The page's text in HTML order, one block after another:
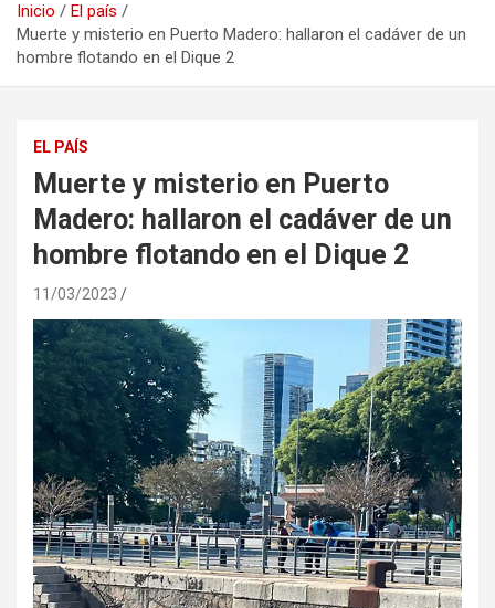
Inicio
El país
Muerte y misterio en Puerto Madero: hallaron el cadáver de un
hombre flotando en el Dique 2
EL PAÍS
Muerte y misterio en Puerto
Madero: hallaron el cadáver de un
hombre flotando en el Dique 2
11/03/2023